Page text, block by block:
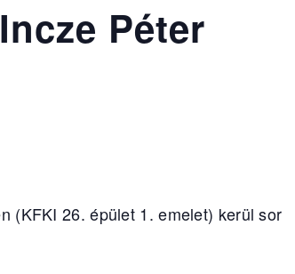
Péter
(KFKI 26. épület 1. emelet) kerül sor